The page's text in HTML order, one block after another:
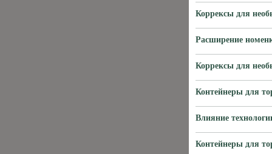
Коррексы для
Расширение
Коррексы для
Контейнеры для
Влияние
Контейнеры для